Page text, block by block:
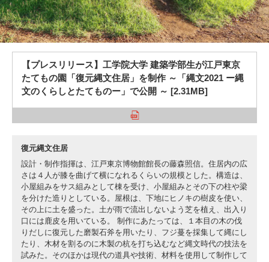
3. #KUTE VOICE エンジニアリーダーたちの声
4. 航空理工学専攻特設サイト
6. 寄付・ご支援
【プレスリリース】工学院大学 建築学部生が江戸東京
たてもの園「復元縄文住居」を制作 ～「縄文2021 ー縄
文のくらしとたてものー」で公開 ～ [2.31MB]
復元縄文住居
設計・制作指揮は、江戸東京博物館館長の藤森照信。住居内の広
さは４人が膝を曲げて横になれるくらいの規模とした。構造は、
小屋組みをサス組みとして棟を受け、小屋組みとその下の柱や梁
を分けた造りとしている。屋根は、下地にヒノキの樹皮を使い、
その上に土を盛った。土が雨で流出しないよう芝を植え、出入り
口には鹿皮を用いている。
制作にあたっては、１本目の木の伐
りだしに復元した磨製石斧を用いたり、フジ蔓を採集して縄にし
たり、木材を割るのに木製の杭を打ち込むなど縄文時代の技法を
試みた。そのほかは現代の道具や技術、材料を使用して制作して